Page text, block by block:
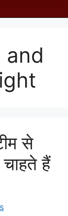
and
से
चाहते हैं